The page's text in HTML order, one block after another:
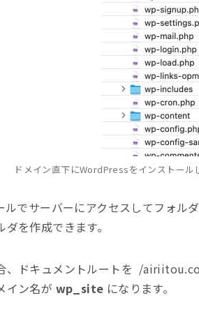
ドメイン直下にWordPressをインストー
ルでサーバーにアクセスしてフォ
ダを作成できます。
、ドキュメントルートを /
イン名が wp_site になります。